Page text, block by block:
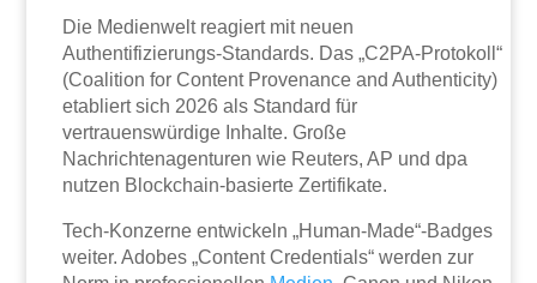
Die Medienwelt reagiert mit neuen
Authentifizierungs-Standards. Das „C2PA-Protokoll“
(Coalition for Content Provenance and Authenticity)
etabliert sich 2026 als Standard für
vertrauenswürdige Inhalte. Große
Nachrichtenagenturen wie Reuters, AP und dpa
nutzen Blockchain-basierte Zertifikate.
Tech-Konzerne entwickeln „Human-Made“-Badges
weiter. Adobes „Content Credentials“ werden zur